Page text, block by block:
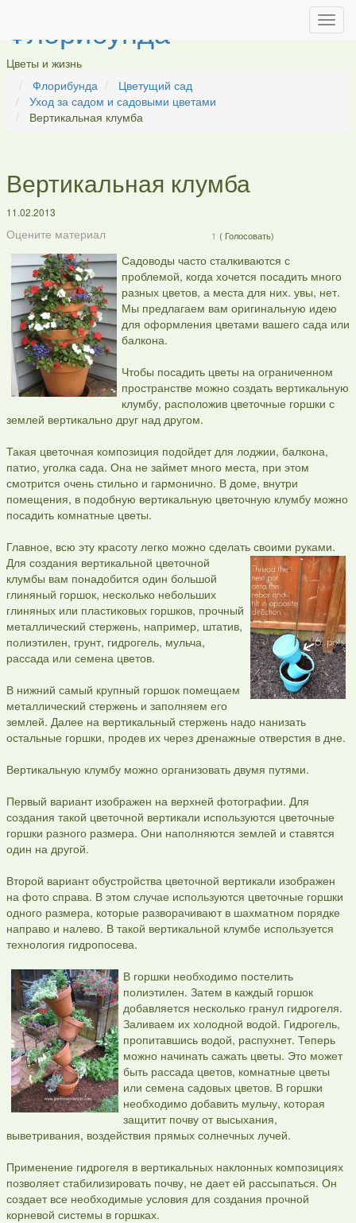
Флорибунда
Цветы и жизнь
Флорибунда
Цветущий сад
Уход за садом и садовыми цветами
Вертикальная клумба
Вертикальная клумба
11.02.2013
Оцените материал (
1 Голосовать)
Садоводы часто сталкиваются с
проблемой, когда хочется посадить много
разных цветов, а места для них. увы, нет.
Мы предлагаем вам оригинальную идею
для оформления цветами вашего сада или
балкона.
Чтобы посадить цветы на ограниченном
пространстве можно создать вертикальную
клумбу, расположив цветочные горшки с
землей вертикально друг над другом.
Такая цветочная композиция подойдет для лоджии, балкона,
патио, уголка сада. Она не займет много места, при этом
смотрится очень стильно и гармонично. В доме, внутри
помещения, в подобную вертикальную цветочную клумбу можно
посадить комнатные цветы.
Главное, всю эту красоту легко можно сделать своими руками.
Для создания вертикальной цветочной
клумбы вам понадобится один большой
глиняный горшок, несколько небольших
глиняных или пластиковых горшков, прочный
металлический стержень, например, штатив,
полиэтилен, грунт, гидрогель, мульча,
рассада или семена цветов.
В нижний самый крупный горшок помещаем
металлический стержень и заполняем его
землей. Далее на вертикальный стержень надо нанизать
остальные горшки, продев их через дренажные отверстия в дне.
Вертикальную клумбу можно организовать двумя путями.
Первый вариант изображен на верхней фотографии. Для
создания такой цветочной вертикали используются цветочные
горшки разного размера. Они наполняются землей и ставятся
один на другой.
Второй вариант обустройства цветочной вертикали изображен
на фото справа. В этом случае используются цветочные горшки
одного размера, которые разворачивают в шахматном порядке
направо и налево. В такой вертикальной клумбе используется
технология гидропосева.
В горшки необходимо постелить
полиэтилен. Затем в каждый горшок
добавляется несколько гранул гидрогеля.
Заливаем их холодной водой. Гидрогель,
пропитавшись водой, распухнет. Теперь
можно начинать сажать цветы. Это может
быть рассада цветов, комнатные цветы
или семена садовых цветов. В горшки
необходимо добавить мульчу, которая
защитит почву от высыхания,
выветривания, воздействия прямых солнечных лучей.
Применение гидрогеля в вертикальных наклонных композициях
позволяет стабилизировать почву, не дает ей рассыпаться. Он
создает все необходимые условия для создания прочной
корневой системы в горшках.